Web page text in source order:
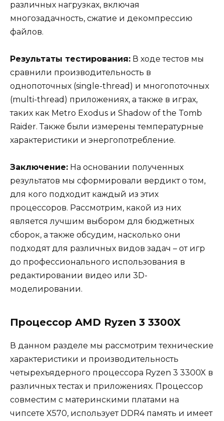
различных нагрузках, включая
многозадачность, сжатие и декомпрессию
файлов.
Результаты тестирования: В ходе тестов мы
сравнили производительность в
однопоточных (single-thread) и многопоточных
(multi-thread) приложениях, а также в играх,
таких как Metro Exodus и Shadow of the Tomb
Raider. Также были измерены температурные
характеристики и энергопотребление.
Заключение: На основании полученных
результатов мы сформировали вердикт о том,
для кого подходит каждый из этих
процессоров. Рассмотрим, какой из них
является лучшим выбором для бюджетных
сборок, а также обсудим, насколько они
подходят для различных видов задач – от игр
до профессионального использования в
редактировании видео или 3D-
моделировании.
Процессор AMD Ryzen 3 3300X
В данном разделе мы рассмотрим технические
характеристики и производительность
четырехъядерного процессора Ryzen 3 3300X в
различных тестах и приложениях. Процессор
совместим с материнскими платами на
чипсете X570, использует DDR4 память и имеет